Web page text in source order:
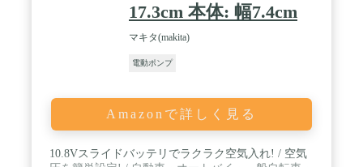
17.3cm 本体: 幅7.4cm
マキタ(makita)
電動ポンプ
Amazonで詳しく見る
10.8Vスライドバッテリでラクラク空気入れ! / 空気